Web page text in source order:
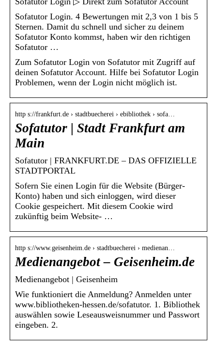
Sofatutor Login. 4 Bewertungen mit 2,3 von 1 bis 5
Sternen. Damit du schnell und sicher zu deinem
Sofatutor Konto kommst, haben wir den richtigen
Sofatutor …
Zum Sofatutor Login von Sofatutor mit Zugriff auf
deinen Sofatutor Account. Hilfe bei Sofatutor Login
Problemen, wenn der Login nicht möglich ist.
http s://frankfurt.de › stadtbuecherei › ebibliothek › sofa…
Sofatutor | Stadt Frankfurt am
Main
Sofatutor | FRANKFURT.DE – DAS OFFIZIELLE
STADTPORTAL
Sofern Sie einen Login für die Website (Bürger-
Konto) haben und sich einloggen, wird dieser
Cookie gespeichert. Mit diesem Cookie wird
zukünftig beim Website- …
http s://www.geisenheim.de › stadtbuecherei › medienan…
Medienangebot – Geisenheim.de
Medienangebot | Geisenheim
Wie funktioniert die Anmeldung? Anmelden unter
www.bibliotheken-hessen.de/sofatutor. 1. Bibliothek
auswählen sowie Leseausweisnummer und Passwort
eingeben. 2.